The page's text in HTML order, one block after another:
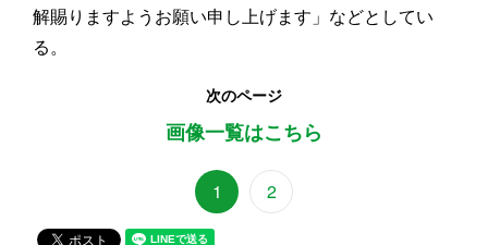
解賜りますようお願い申し上げます」などとしてい
る。
次のページ
画像一覧はこちら
1 2